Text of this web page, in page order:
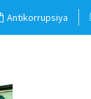
Antikorrupsiya